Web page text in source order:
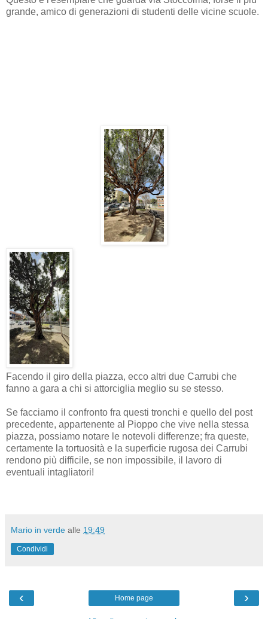
grande, amico di generazioni di studenti delle vicine scuole.
Facendo il giro della piazza, ecco altri due Carrubi che
fanno a gara a chi si attorciglia meglio su se stesso.
Se facciamo il confronto fra questi tronchi e quello del post
precedente, appartenente al Pioppo che vive nella stessa
piazza, possiamo notare le notevoli differenze; fra queste,
certamente la tortuosità e la superficie rugosa dei Carrubi
rendono più difficile, se non impossibile, il lavoro di
eventuali intagliatori!
Mario in verde alle 19:49
Condividi
‹ ›
Home page